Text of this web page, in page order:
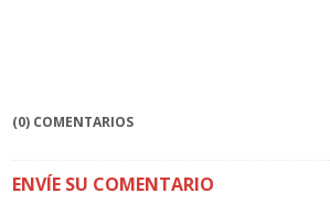
(0) COMENTARIOS
ENVÍE SU COMENTARIO